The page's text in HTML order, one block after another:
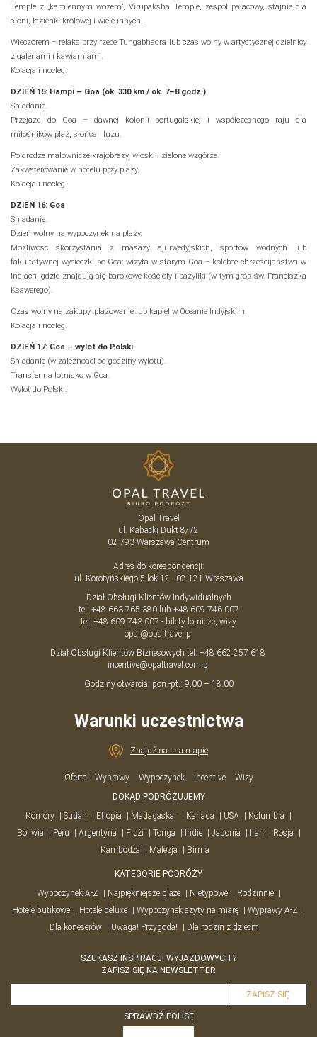
Temple z „kamiennym wozem”, Virupaksha Temple, zespół pałacowy, stajnie dla
słoni, łazienki królowej i wiele innych.
Wieczorem – relaks przy rzece Tungabhadra lub czas wolny w artystycznej dzielnicy
z galeriami i kawiarniami.
Kolacja i nocleg.
DZIEŃ 15: Hampi – Goa (ok. 330 km / ok. 7–8 godz.)
Śniadanie.
Przejazd do Goa – dawnej kolonii portugalskiej i współczesnego raju dla
miłośników plaż, słońca i luzu.
Po drodze malownicze krajobrazy, wioski i zielone wzgórza.
Zakwaterowanie w hotelu przy plaży.
Kolacja i nocleg.
DZIEŃ 16: Goa
Śniadanie.
Dzień wolny na wypoczynek na plaży.
Możliwość skorzystania z masaży ajurwedyjskich, sportów wodnych lub
fakultatywnej wycieczki po Goa: wizyta w starym Goa – kolebce chrześcijaństwa w
Indiach, gdzie znajdują się barokowe kościoły i bazyliki (w tym grób św. Franciszka
Ksawerego).
Czas wolny na zakupy, plażowanie lub kąpiel w Oceanie Indyjskim.
Kolacja i nocleg.
DZIEŃ 17: Goa – wylot do Polski
Śniadanie (w zależności od godziny wylotu).
Transfer na lotnisko w Goa.
Wylot do Polski.
Opal Travel
ul. Kabacki Dukt 8/72
02-793 Warszawa Centrum
Adres do korespondencji:
ul. Korotyńskiego 5 lok.12 , 02-121 Wraszawa
Dział Obsługi Klientów Indywidualnych
tel: +48 663 765 380lub +48 609 746 007
tel: +48 609 743 007 - bilety lotnicze, wizy
opal@opaltravel.pl
Dział Obsługi Klientów Biznesowych tel: +48 662 257 618
incentive@opaltravel.com.pl
Godziny otwarcia: pon.-pt.: 9.00 – 18.00
Warunki uczestnictwa
Znajdź nas na mapie
Oferta: Wyprawy Wypoczynek Incentive
Wizy
DOKĄD PODRÓŻUJEMY
Komory
Sudan Etiopia Madagaskar Kanada USA
Kolumbia
Boliwia
Peru Argentyna Fidżi Tonga Indie Japonia Iran
Rosja
Kambodża
Malezja Birma
KATEGORIE PODRÓŻY
Wypoczynek A-Z
Najpiękniejsze plaże Nietypowe
Rodzinnie
Hotele butikowe
Hotele deluxe Wypoczynek szyty na miarę
Wyprawy A-Z
Dla koneserów
Uwaga! Przygoda! Dla rodzin z dziećmi
SZUKASZ INSPIRACJI WYJAZDOWYCH ?
ZAPISZ SIĘ NA NEWSLETTER
SPRAWDŹ POLISĘ